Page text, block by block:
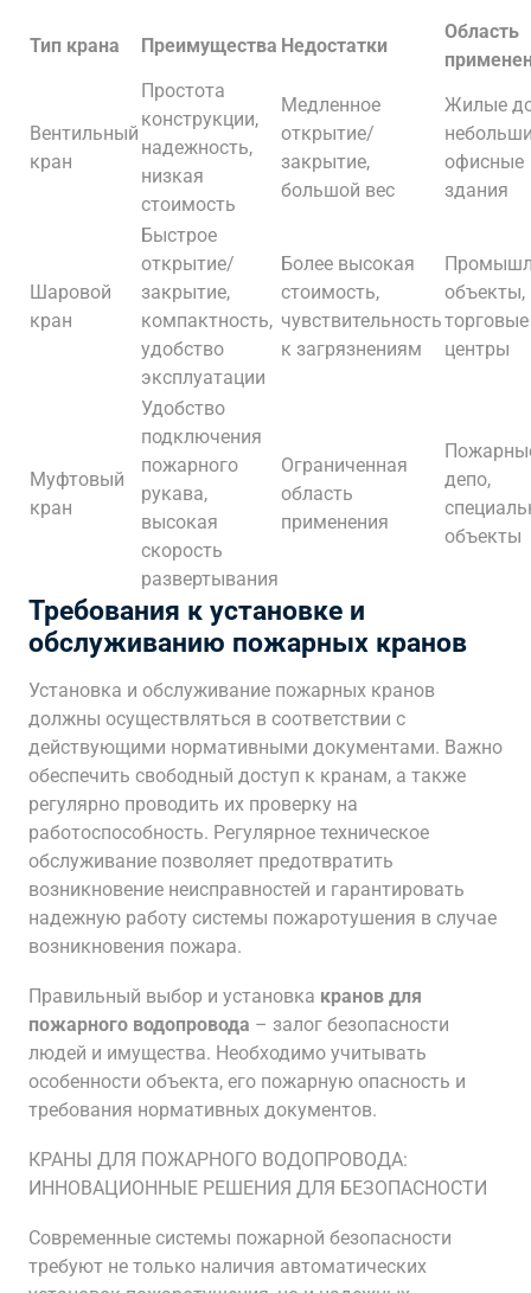
Тип крана Преимущества Недостатки
Область
Вентильный
кран
Простота
конструкции,
надежность,
низкая
стоимость
Медленное
открытие/
закрытие,
большой вес
Жилые
офисные
здания
Шаровой
кран
Быстрое
открытие/
закрытие,
компактность,
удобство
эксплуатации
Более высокая
стоимость,
чувствительность
к загрязнениям
объекты,
торговые
центры
Муфтовый
кран
Удобство
подключения
пожарного
рукава,
высокая
скорость
развертывания
Ограниченная
область
применения
депо,
объекты
Требования к установке и
обслуживанию пожарных кранов
Установка и обслуживание пожарных кранов
должны осуществляться в соответствии с
действующими нормативными документами. Важно
обеспечить свободный доступ к кранам, а также
регулярно проводить их проверку на
работоспособность. Регулярное техническое
обслуживание позволяет предотвратить
возникновение неисправностей и гарантировать
надежную работу системы пожаротушения в случае
возникновения пожара.
Правильный выбор и установка кранов для
пожарного водопровода – залог безопасности
людей и имущества. Необходимо учитывать
особенности объекта, его пожарную опасность и
требования нормативных документов.
КРАНЫ ДЛЯ ПОЖАРНОГО ВОДОПРОВОДА:
ИННОВАЦИОННЫЕ РЕШЕНИЯ ДЛЯ БЕЗОПАСНОСТИ
Современные системы пожарной безопасности
требуют не только наличия автоматических